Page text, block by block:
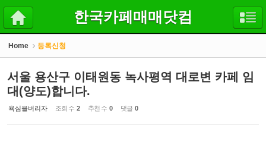
한국카페매매닷컴
Home 등록신청
서울 용산구 이태원동 녹사평역 대로변 카페 임
대(양도)합니다.
욕심을버리자 조회 수 2 추천 수 0 댓글 0